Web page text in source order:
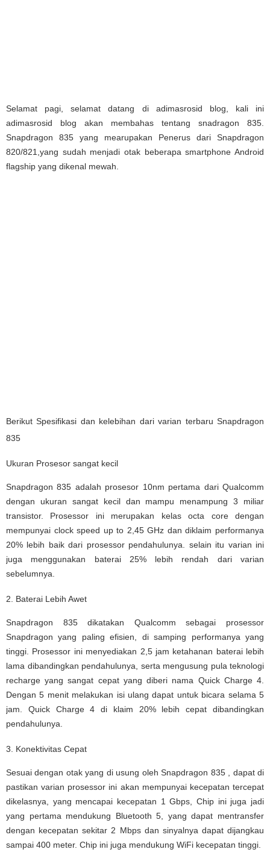
Selamat pagi, selamat datang di adimasrosid blog, kali ini
adimasrosid blog akan membahas tentang snadragon 835.
Snapdragon 835 yang mearupakan Penerus dari Snapdragon
820/821,yang sudah menjadi otak beberapa smartphone Android
flagship yang dikenal mewah.
Berikut Spesifikasi dan kelebihan dari varian terbaru Snapdragon
835
Ukuran Prosesor sangat kecil
Snapdragon 835 adalah prosesor 10nm pertama dari Qualcomm
dengan ukuran sangat kecil dan mampu menampung 3 miliar
transistor. Prosessor ini merupakan kelas octa core dengan
mempunyai clock speed up to 2,45 GHz dan diklaim performanya
20% lebih baik dari prosessor pendahulunya. selain itu varian ini
juga menggunakan baterai 25% lebih rendah dari varian
sebelumnya.
2. Baterai Lebih Awet
Snapdragon 835 dikatakan Qualcomm sebagai prosessor
Snapdragon yang paling efisien, di samping performanya yang
tinggi. Prosessor ini menyediakan 2,5 jam ketahanan baterai lebih
lama dibandingkan pendahulunya, serta mengusung pula teknologi
recharge yang sangat cepat yang diberi nama Quick Charge 4.
Dengan 5 menit melakukan isi ulang dapat untuk bicara selama 5
jam. Quick Charge 4 di klaim 20% lebih cepat dibandingkan
pendahulunya.
3. Konektivitas Cepat
Sesuai dengan otak yang di usung oleh Snapdragon 835 , dapat di
pastikan varian prosessor ini akan mempunyai kecepatan tercepat
dikelasnya, yang mencapai kecepatan 1 Gbps, Chip ini juga jadi
yang pertama mendukung Bluetooth 5, yang dapat mentransfer
dengan kecepatan sekitar 2 Mbps dan sinyalnya dapat dijangkau
sampai 400 meter. Chip ini juga mendukung WiFi kecepatan tinggi.